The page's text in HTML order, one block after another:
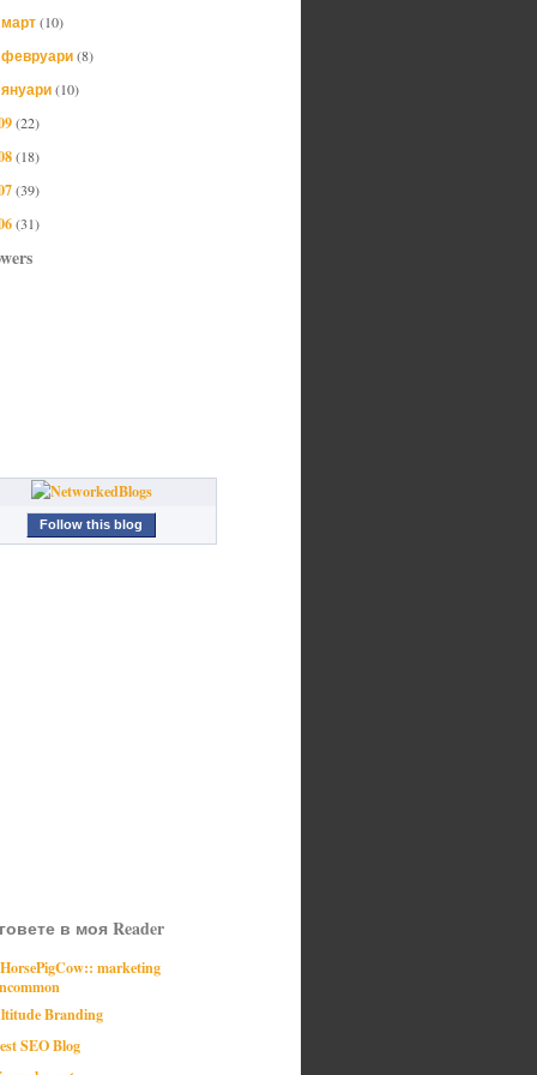
март(10)
февруари(8)
януари(10)
(22)
(18)
(39)
(31)
Follow this blog
в моя Reader
marketing
Branding
SEO Blog